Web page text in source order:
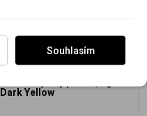
Dark Yellow
Souhlasím